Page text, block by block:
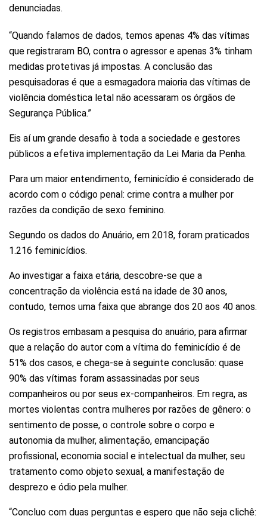
denunciadas.
“Quando falamos de dados, temos apenas 4% das vítimas
que registraram BO, contra o agressor e apenas 3% tinham
medidas protetivas já impostas. A conclusão das
pesquisadoras é que a esmagadora maioria das vítimas de
violência doméstica letal não acessaram os órgãos de
Segurança Pública.”
Eis aí um grande desafio à toda a sociedade e gestores
públicos a efetiva implementação da Lei Maria da Penha.
Para um maior entendimento, feminicídio é considerado de
acordo com o código penal: crime contra a mulher por
razões da condição de sexo feminino.
Segundo os dados do Anuário, em 2018, foram praticados
1.216 feminicídios.
Ao investigar a faixa etária, descobre-se que a
concentração da violência está na idade de 30 anos,
contudo, temos uma faixa que abrange dos 20 aos 40 anos.
Os registros embasam a pesquisa do anuário, para afirmar
que a relação do autor com a vítima do feminicídio é de
51% dos casos, e chega-se à seguinte conclusão: quase
90% das vítimas foram assassinadas por seus
companheiros ou por seus ex-companheiros. Em regra, as
mortes violentas contra mulheres por razões de gênero: o
sentimento de posse, o controle sobre o corpo e
autonomia da mulher, alimentação, emancipação
profissional, economia social e intelectual da mulher, seu
tratamento como objeto sexual, a manifestação de
desprezo e ódio pela mulher.
“Concluo com duas perguntas e espero que não seja clichê: